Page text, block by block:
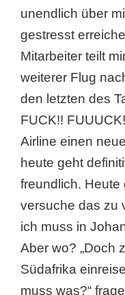
unendlich über
gestresst
Mitarbeiter teilt
weiterer Flug
den letzten des
FUCK!!
Airline einen
heute geht
freundlich. Heute
versuche das zu
ich muss in
Aber wo? „Doch
Südafrika
muss was?“